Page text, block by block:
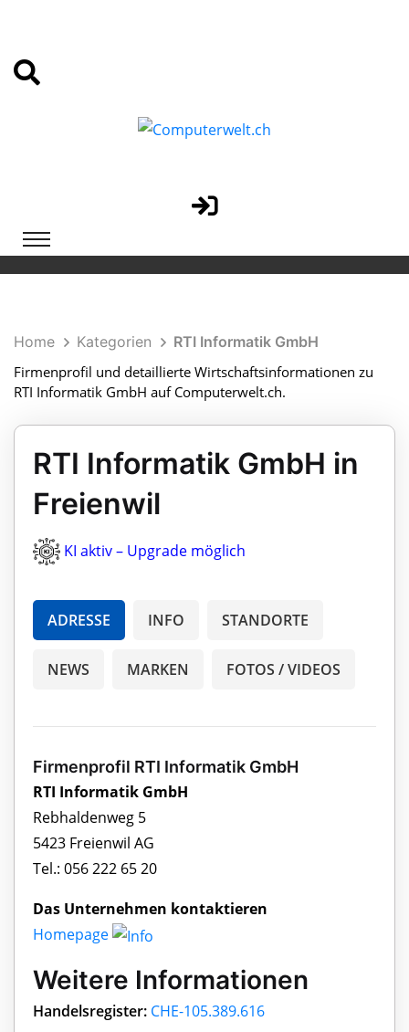
Home Kategorien
RTI Informatik GmbH
Firmenprofil und detaillierte Wirtschaftsinformationen zu
RTI Informatik GmbH auf Computerwelt.ch.
RTI Informatik GmbH in
Freienwil
KI aktiv – Upgrade möglich
ADRESSE INFO STANDORTE
NEWS MARKEN FOTOS / VIDEOS
Firmenprofil RTI Informatik GmbH
RTI Informatik GmbH
Rebhaldenweg 5
5423 Freienwil AG
Tel.: 056 222 65 20
Das Unternehmen kontaktieren
Homepage
Weitere Informationen
Handelsregister: CHE-105.389.616